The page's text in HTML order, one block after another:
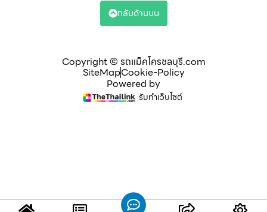
Copyright © รถแม็คโครชลบุรี.com
SiteMapCookie-Policy
Powered by
รับทำเว็บไซต์
กลับด้านบน